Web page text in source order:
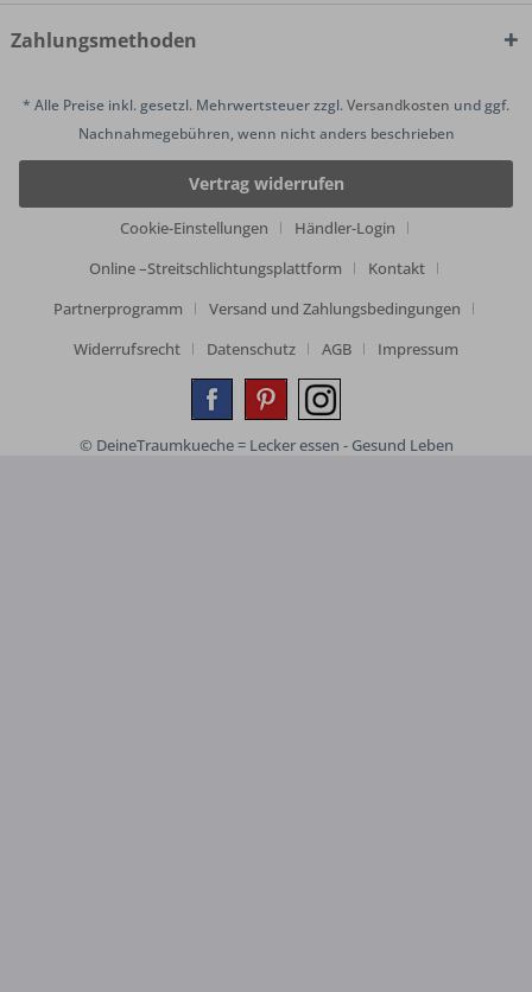
Zahlungsmethoden
* Alle Preise inkl. gesetzl. Mehrwertsteuer zzgl.Versandkosten und ggf.
Nachnahmegebühren, wenn nicht anders beschrieben
Vertrag widerrufen
Cookie-Einstellungen
Händler-Login
Online –Streitschlichtungsplattform
Kontakt
Partnerprogramm
Versand und Zahlungsbedingungen
Widerrufsrecht
Datenschutz AGB Impressum
© DeineTraumkueche = Lecker essen - Gesund Leben